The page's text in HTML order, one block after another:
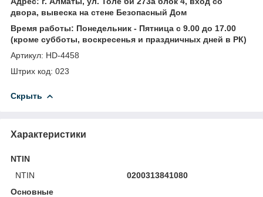
двора, вывеска на стене Безопасный Дом
Время работы: Понедельник - Пятница с 9.00 до 17.00
(кроме субботы, воскресенья и праздничных дней в РК)
Артикул: HD-4458
Штрих код: 023
Скрыть
Характеристики
NTIN
NTIN
0200313841080
Основные